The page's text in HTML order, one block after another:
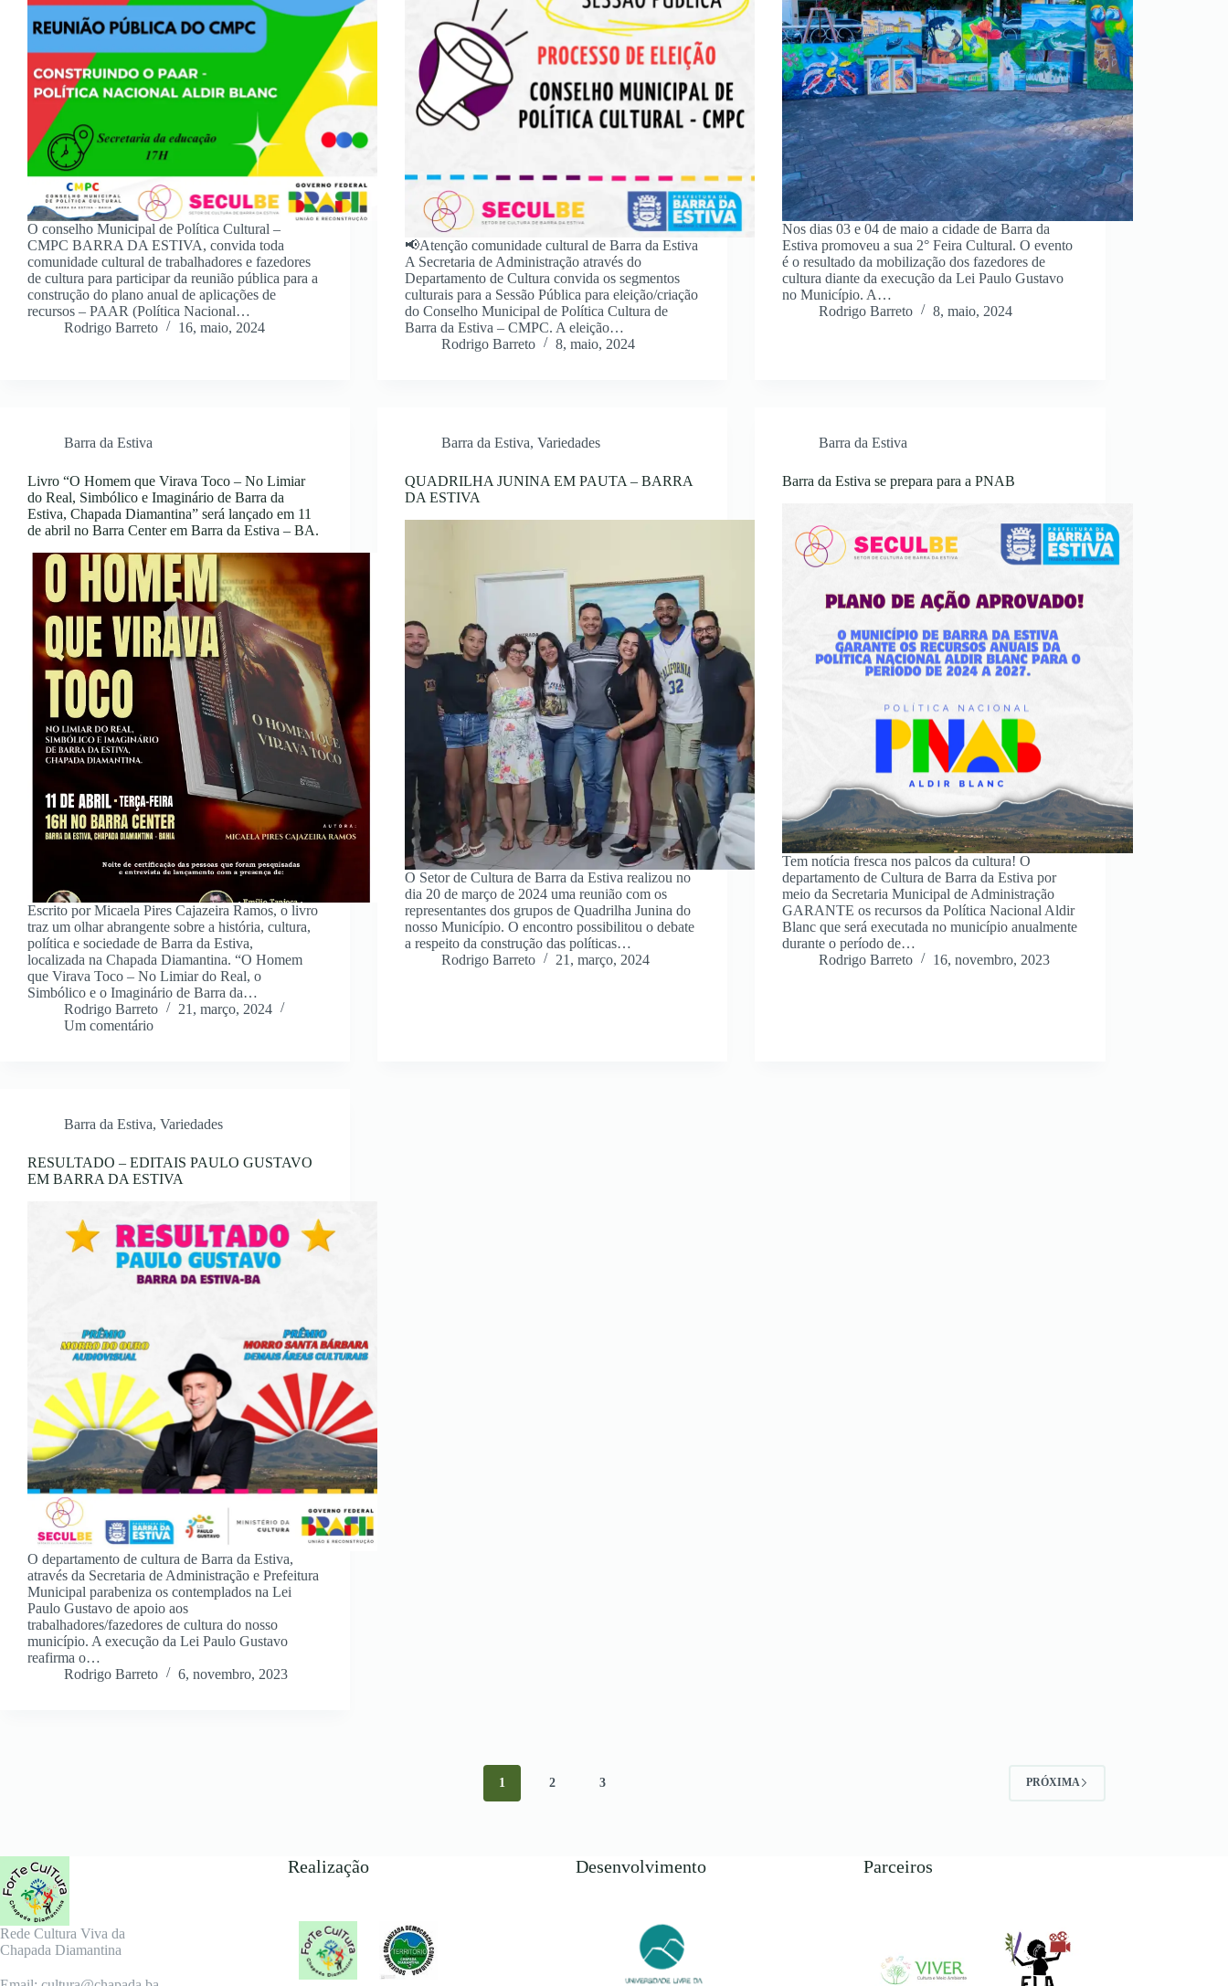
O conselho Municipal de Política Cultural –
CMPC BARRA DA ESTIVA, convida toda
comunidade cultural de trabalhadores e fazedores
de cultura para participar da reunião pública para a
construção do plano anual de aplicações de
recursos – PAAR (Política Nacional…
Rodrigo Barreto
16, maio, 2024
📢Atenção comunidade cultural de Barra da Estiva
A Secretaria de Administração através do
Departamento de Cultura convida os segmentos
culturais para a Sessão Pública para eleição/criação
do Conselho Municipal de Política Cultura de
Barra da Estiva – CMPC. A eleição…
Rodrigo Barreto
8, maio, 2024
Nos dias 03 e 04 de maio a cidade de Barra da
Estiva promoveu a sua 2° Feira Cultural. O evento
é o resultado da mobilização dos fazedores de
cultura diante da execução da Lei Paulo Gustavo
no Município. A…
Rodrigo Barreto
8, maio, 2024
Barra da Estiva
Livro “O Homem que Virava Toco – No Limiar
do Real, Simbólico e Imaginário de Barra da
Estiva, Chapada Diamantina” será lançado em 11
de abril no Barra Center em Barra da Estiva – BA.
Escrito por Micaela Pires Cajazeira Ramos, o livro
traz um olhar abrangente sobre a história, cultura,
política e sociedade de Barra da Estiva,
localizada na Chapada Diamantina. “O Homem
que Virava Toco – No Limiar do Real, o
Simbólico e o Imaginário de Barra da…
Rodrigo Barreto
21, março, 2024
Um comentário
Barra da Estiva,Variedades
QUADRILHA JUNINA EM PAUTA – BARRA
DA ESTIVA
O Setor de Cultura de Barra da Estiva realizou no
dia 20 de março de 2024 uma reunião com os
representantes dos grupos de Quadrilha Junina do
nosso Município. O encontro possibilitou o debate
a respeito da construção das políticas…
Rodrigo Barreto
21, março, 2024
Barra da Estiva
Barra da Estiva se prepara para a PNAB
Tem notícia fresca nos palcos da cultura! O
departamento de Cultura de Barra da Estiva por
meio da Secretaria Municipal de Administração
GARANTE os recursos da Política Nacional Aldir
Blanc que será executada no município anualmente
durante o período de…
Rodrigo Barreto
16, novembro, 2023
Barra da Estiva, Variedades
RESULTADO – EDITAIS PAULO GUSTAVO
EM BARRA DA ESTIVA
O departamento de cultura de Barra da Estiva,
através da Secretaria de Administração e Prefeitura
Municipal parabeniza os contemplados na Lei
Paulo Gustavo de apoio aos
trabalhadores/fazedores de cultura do nosso
município. A execução da Lei Paulo Gustavo
reafirma o…
Rodrigo Barreto
6, novembro, 2023
1 2 3 PRÓXIMA
Rede Cultura Viva da
Chapada Diamantina
Realização Desenvolvimento Parceiros